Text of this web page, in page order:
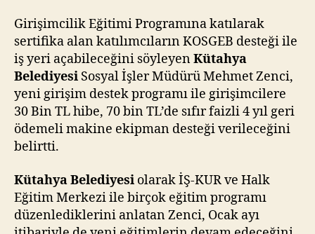
Girişimcilik Eğitimi Programına katılarak
sertifika alan katılımcıların KOSGEB desteği ile
iş yeri açabileceğini söyleyenKütahya
Belediyesi Sosyal İşler Müdürü Mehmet Zenci,
yeni girişim destek programı ile girişimcilere
30 Bin TL hibe, 70 bin TL’de sıfır faizli 4 yıl geri
ödemeli makine ekipman desteği verileceğini
belirtti.
Kütahya Belediyesi olarak İŞ-KUR ve Halk
Eğitim Merkezi ile birçok eğitim programı
düzenlediklerini anlatan Zenci, Ocak ayı